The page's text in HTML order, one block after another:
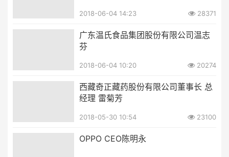
2018-06-04 14:23 28371
广东温氏食品集团股份有限公司温志
芬
2018-06-04 10:20 20274
西藏奇正藏药股份有限公司董事长 总
经理 雷菊芳
2018-05-30 10:54 23100
OPPO CEO陈明永